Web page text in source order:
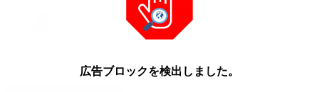
bf67-yXBT)2022/12/30(金)
10:09:24.93ID:omoHsUx30?
広告ブロックを検出しました。